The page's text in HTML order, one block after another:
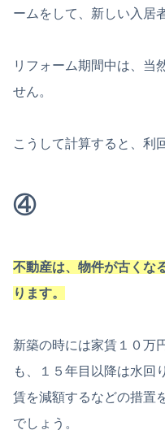
ームをして、新しい入居
リフォーム期間中は、当
せん。
こうして計算すると、利
④
不動産は、物件が古くな
ります。
新築の時には家賃１０万
も、１５年目以降は水回
賃を減額するなどの措置
でしょう。